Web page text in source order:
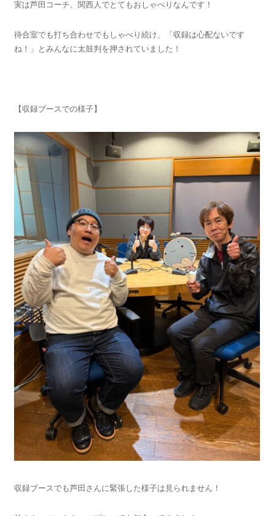
実は芦田コーチ、関西人でとてもおしゃべりなんです！
待合室でも打ち合わせでもしゃべり続け、「収録は心配ないです
ね！」とみんなに太鼓判を押されていました！
【収録ブースでの様子】
収録ブースでも芦田さんに緊張した様子は見られません！